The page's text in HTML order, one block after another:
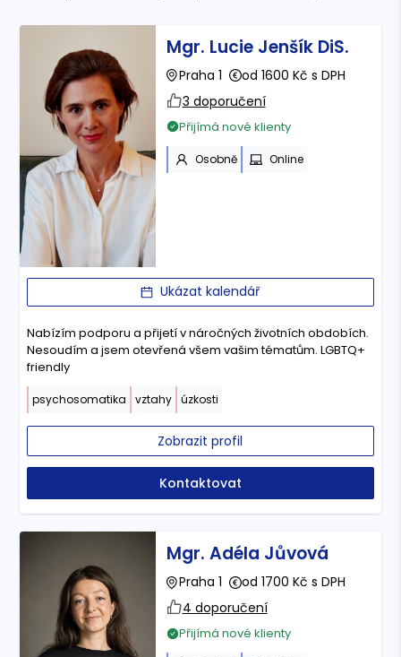
Mgr. Lucie Jenšík DiS.
Praha 1
od 1600 Kč s DPH
3 doporučení
Přijímá nové klienty
Osobně Online
Ukázat kalendář
Nabízím podporu a přijetí v náročných životních obdobích.
Nesoudím a jsem otevřená všem vašim tématům. LGBTQ+
friendly
psychosomatika vztahy úzkosti
Zobrazit profil
Kontaktovat
Mgr. Adéla Jůvová
Praha 1
od 1700 Kč s DPH
4 doporučení
Přijímá nové klienty